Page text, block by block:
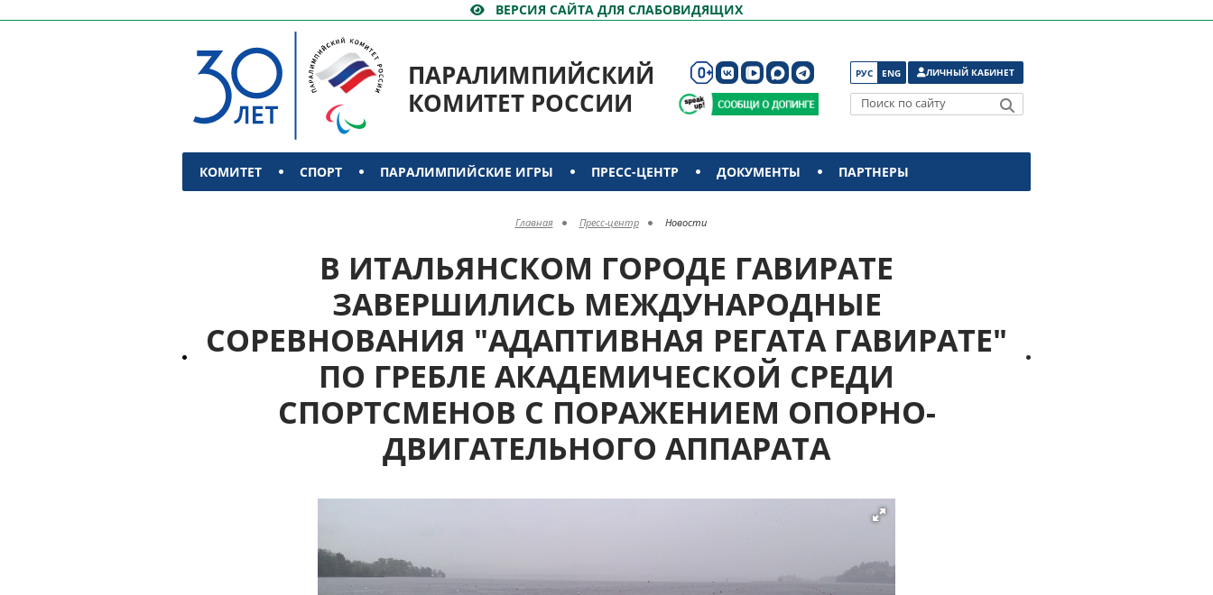
ВЕРСИЯ САЙТА ДЛЯ СЛАБОВИДЯЩИХ
ПАРАЛИМПИЙСКИЙ
КОМИТЕТ РОССИИ
РУС ENG ЛИЧНЫЙ КАБИНЕТ
Поиск по сайту
КОМИТЕТ СПОРТ ПАРАЛИМПИЙСКИЕ ИГРЫ ПРЕСС-ЦЕНТР ДОКУМЕНТЫ ПАРТНЕРЫ
Главная Пресс-центр Новости
В ИТАЛЬЯНСКОМ ГОРОДЕ ГАВИРАТЕ
ЗАВЕРШИЛИСЬ МЕЖДУНАРОДНЫЕ
СОРЕВНОВАНИЯ "АДАПТИВНАЯ РЕГАТА ГАВИРАТЕ"
ПО ГРЕБЛЕ АКАДЕМИЧЕСКОЙ СРЕДИ
СПОРТСМЕНОВ С ПОРАЖЕНИЕМ ОПОРНО-
ДВИГАТЕЛЬНОГО АППАРАТА